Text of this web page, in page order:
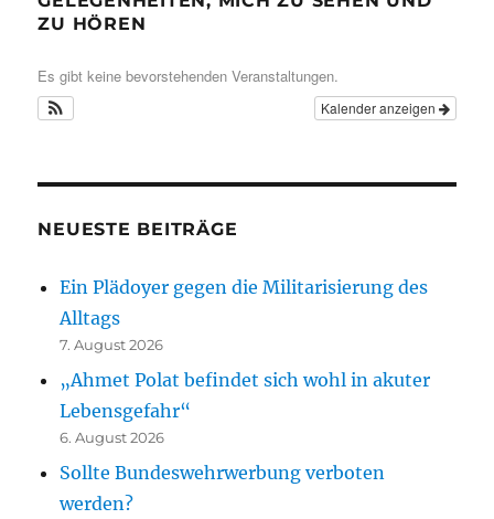
ZU HÖREN
Es gibt keine bevorstehenden Veranstaltungen.
Kalender anzeigen
NEUESTE BEITRÄGE
Ein Plädoyer gegen die Militarisierung des
Alltags
7. August 2026
„Ahmet Polat befindet sich wohl in akuter
Lebensgefahr“
6. August 2026
Sollte Bundeswehrwerbung verboten
werden?